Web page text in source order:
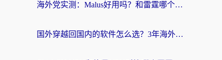
海外党实测：Malus好用吗？和雷霆哪个好？+ 3款热门加速器深度对比
国外穿越回国内的软件怎么选？3年海外党亲测实用指南，告别地域限制